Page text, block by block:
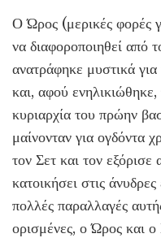
Ο Ώρος (μερικές φορές
να διαφοροποιηθεί από
ανατράφηκε μυστικά
και, αφού
κυριαρχία του πρώην
μαίνονταν για ογδόντα
τον Σετ και τον
κατοικήσει στις
πολλές παραλλαγές
ορισμένες, ο Ώρος και